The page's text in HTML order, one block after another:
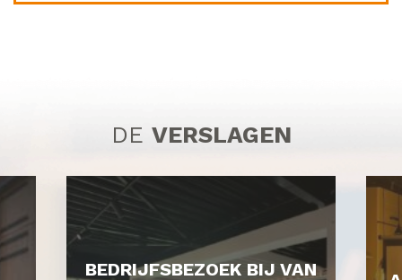
DE VERSLAGEN
BEDRIJFSBEZOEK BIJ VAN